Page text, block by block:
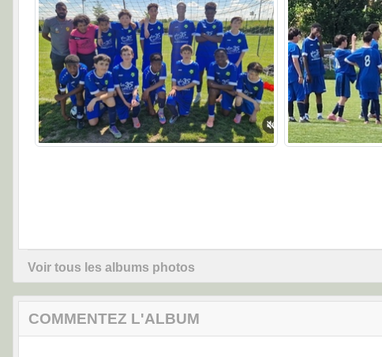
Voir tous les albums photos
COMMENTEZ L'ALBUM